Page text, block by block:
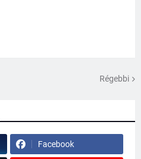
Régebbi
Facebook